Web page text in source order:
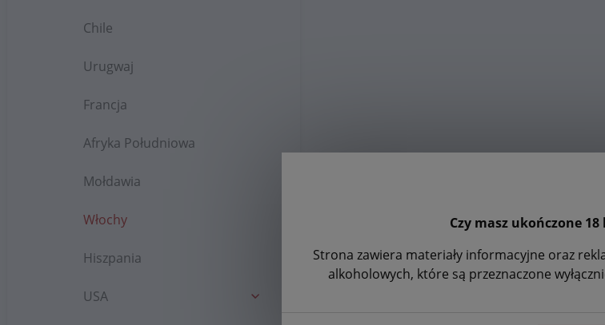
Czy masz ukończone 18
Strona zawiera materiały informacyjne oraz
alkoholowych, które są przeznaczone
Chile
Urugwaj
Francja
Afryka Południowa
Mołdawia
Włochy
Hiszpania
USA